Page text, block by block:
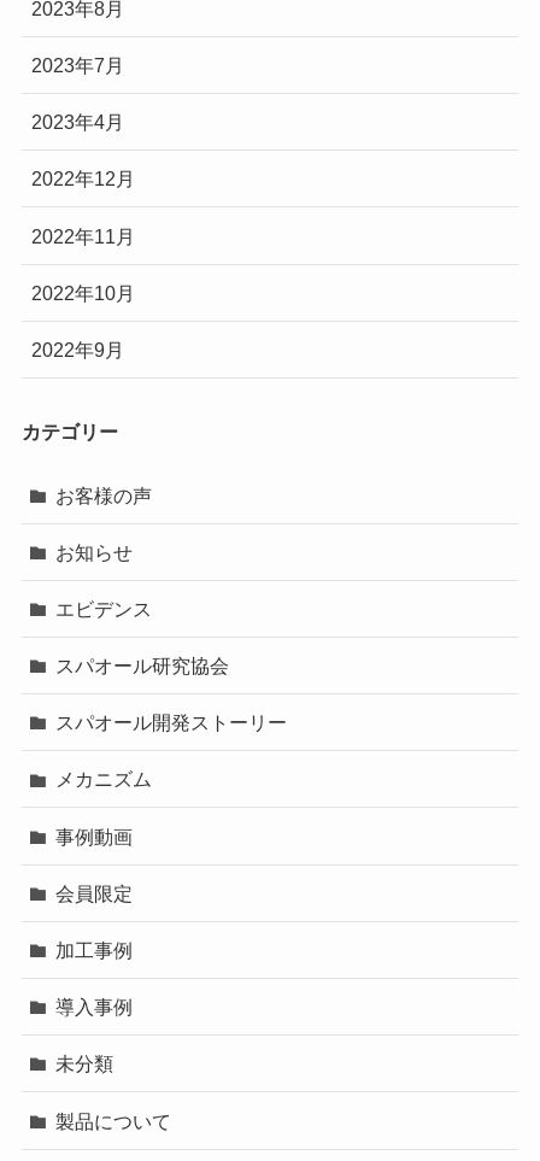
2023年8月
2023年7月
2023年4月
2022年12月
2022年11月
2022年10月
2022年9月
カテゴリー
お客様の声
お知らせ
エビデンス
スパオール研究協会
スパオール開発ストーリー
メカニズム
事例動画
会員限定
加工事例
導入事例
未分類
製品について